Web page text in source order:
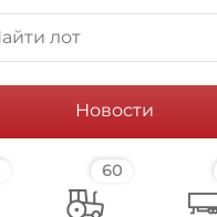
Новости
60